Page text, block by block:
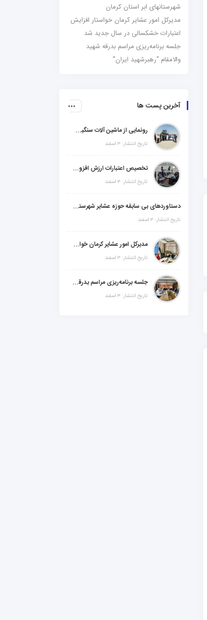
شهرستانهای ابر استان کرمان
مدیرکل امور عشایر کرمان خواستار افزایش
اعتبارات خشکسالی در سال جدید شد
جلسه برنامه‌ریزی مراسم بدرقه شهید
والامقام “رهبرشهید ایران”
آخرین پست ها
رونمایی از ماشین آلات سنگین راهسازی در شهرستانهای ریگان و گنبکی
تاریخ انتشار: ۳ اسفند
تخصیص اعتبارات ارزش افزوده، استانی و ملی جهت اجرای پروژه‌های عمرانی در شهرستان گنبکی
تاریخ انتشار: ۳ اسفند
دستاوردهای بی سابقه حوزه عشایر شهرستانهای ابر استان کرمان
تاریخ انتشار: ۳ اسفند
مدیرکل امور عشایر کرمان خواستار افزایش اعتبارات خشکسالی در سال جدید شد
تاریخ انتشار: ۳ اسفند
جلسه برنامه‌ریزی مراسم بدرقه شهید والامقام "رهبرشهید ایران"
تاریخ انتشار: ۳ اسفند